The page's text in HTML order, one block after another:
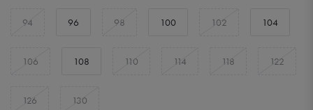
94 96 98 100 102 104
106 108 110 114 118 122
126 130